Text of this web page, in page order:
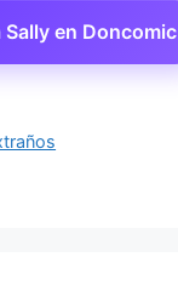
Sally en Doncomic